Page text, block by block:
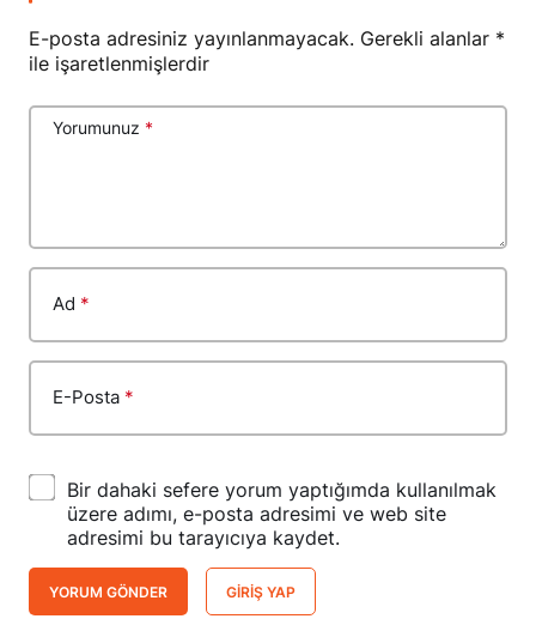
E-posta adresiniz yayınlanmayacak. Gerekli alanlar *
ile işaretlenmişlerdir
Yorumunuz *
Ad *
E-Posta *
Bir dahaki sefere yorum yaptığımda kullanılmak
üzere adımı, e-posta adresimi ve web site
adresimi bu tarayıcıya kaydet.
YORUM GÖNDER GIRIŞ YAP